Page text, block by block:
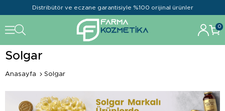
Distribütör ve eczane garantisiyle %100 orijinal ürünler
0
Solgar
Anasayfa Solgar